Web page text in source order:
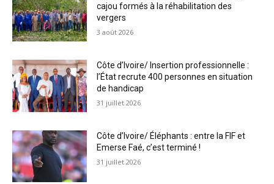
cajou formés à la réhabilitation des
vergers
3 août 2026
Côte d’Ivoire/ Insertion professionnelle :
l’État recrute 400 personnes en situation
de handicap
31 juillet 2026
Côte d’Ivoire/ Éléphants : entre la FIF et
Emerse Faé, c’est terminé !
31 juillet 2026